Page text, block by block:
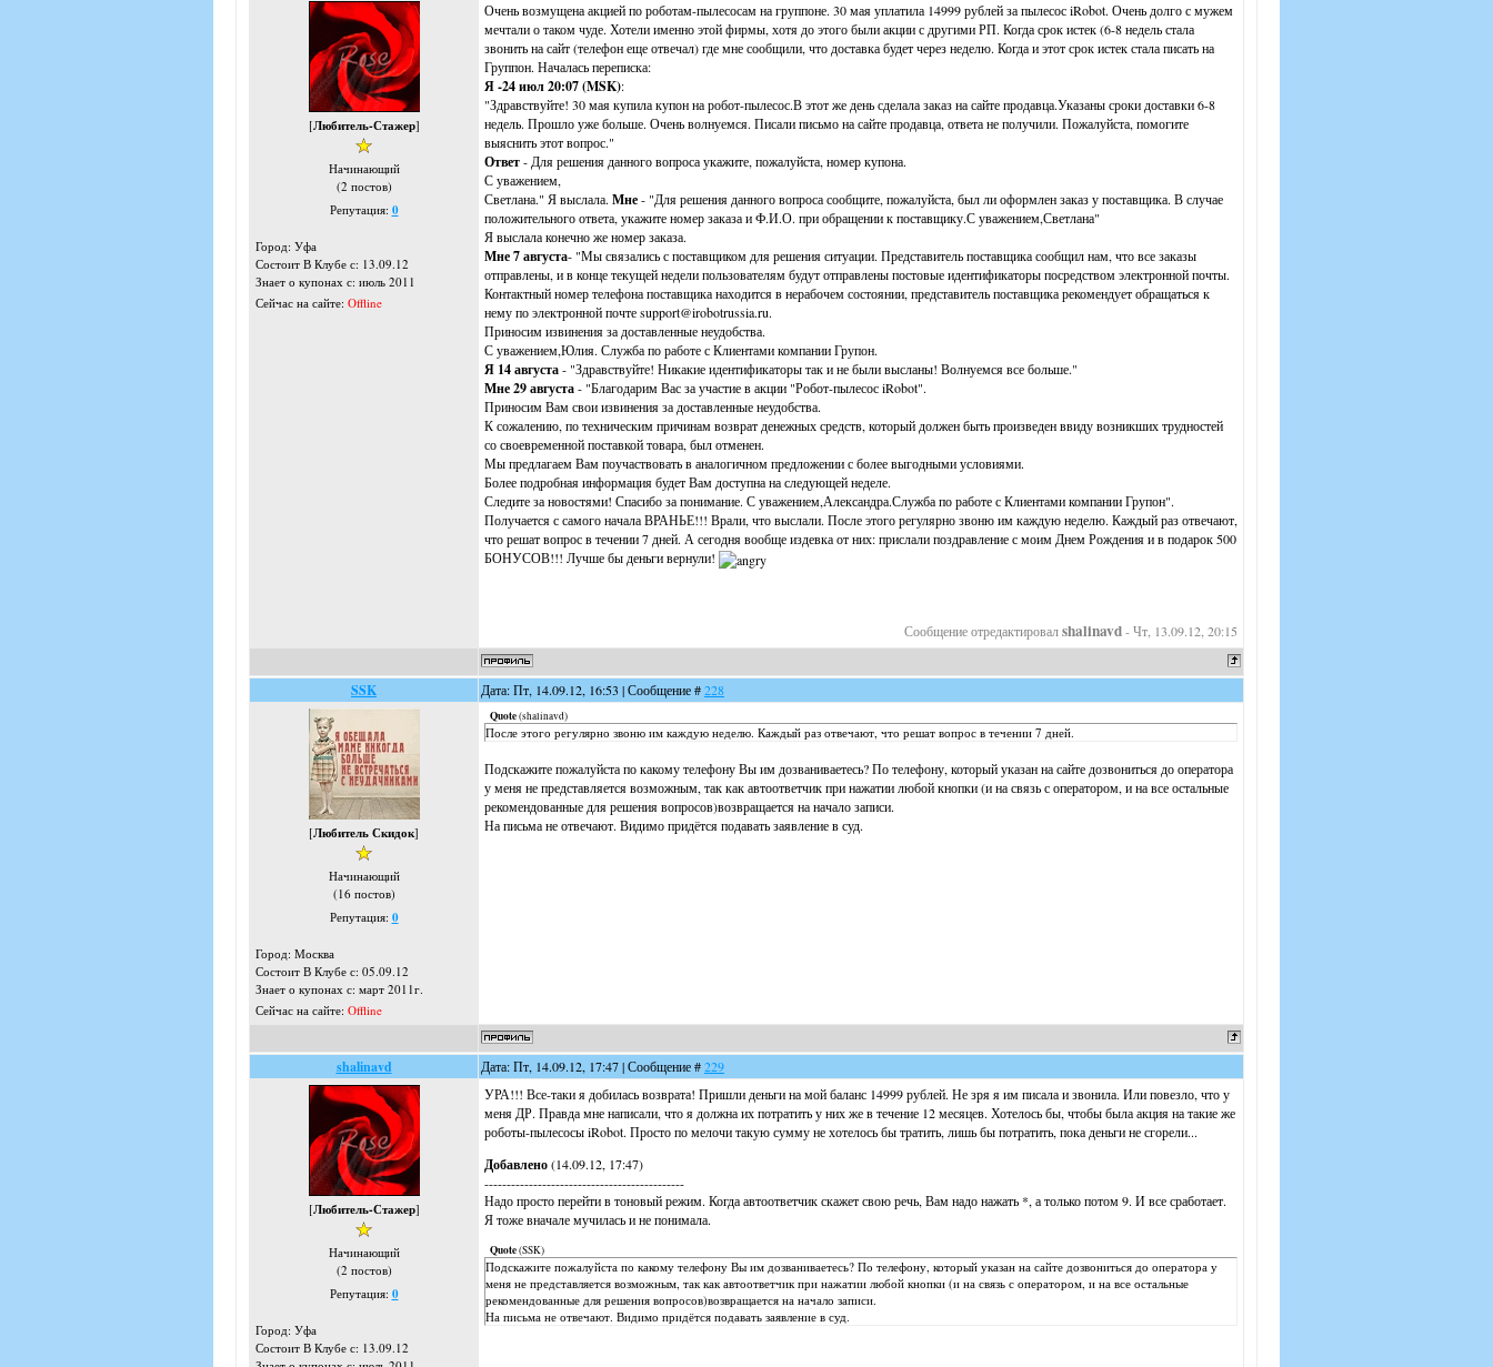
[Любитель-Стажер]
Начинающий
(2 постов)
Репутация: 0
Город: Уфа
Состоит В Клубе с: 13.09.12
Знает о купонах с: июль 2011
Сейчас на сайте: Offline
Очень возмущена акцией по роботам-пылесосам на группоне. 30 мая уплатила 14999 рублей за пылесос iRobot. Очень долго с мужем
мечтали о таком чуде. Хотели именно этой фирмы, хотя до этого были акции с другими РП. Когда срок истек (6-8 недель стала
звонить на сайт (телефон еще отвечал) где мне сообщили, что доставка будет через неделю. Когда и этот срок истек стала писать на
Группон. Началась переписка:
Я -24 июл 20:07 (MSK):
"Здравствуйте! 30 мая купила купон на робот-пылесос.В этот же день сделала заказ на сайте продавца.Указаны сроки доставки 6-8
недель. Прошло уже больше. Очень волнуемся. Писали письмо на сайте продавца, ответа не получили. Пожалуйста, помогите
выяснить этот вопрос."
Ответ- Для решения данного вопроса укажите, пожалуйста, номер купона.
С уважением,
Светлана." Я выслала. Мне- "Для решения данного вопроса сообщите, пожалуйста, был ли оформлен заказ у поставщика. В случае
положительного ответа, укажите номер заказа и Ф.И.О. при обращении к поставщику.С уважением,Светлана"
Я выслала конечно же номер заказа.
Мне 7 августа- "Мы связались с поставщиком для решения ситуации. Представитель поставщика сообщил нам, что все заказы
отправлены, и в конце текущей недели пользователям будут отправлены постовые идентификаторы посредством электронной почты.
Контактный номер телефона поставщика находится в нерабочем состоянии, представитель поставщика рекомендует обращаться к
нему по электронной почте support@irobotrussia.ru.
Приносим извинения за доставленные неудобства.
С уважением,Юлия. Служба по работе с Клиентами компании Групон.
Я 14 августа- "Здравствуйте! Никакие идентификаторы так и не были высланы! Волнуемся все больше."
Мне 29 августа- "Благодарим Вас за участие в акции "Робот-пылесос iRobot".
Приносим Вам свои извинения за доставленные неудобства.
К сожалению, по техническим причинам возврат денежных средств, который должен быть произведен ввиду возникших трудностей
со своевременной поставкой товара, был отменен.
Мы предлагаем Вам поучаствовать в аналогичном предложении с более выгодными условиями.
Более подробная информация будет Вам доступна на следующей неделе.
Следите за новостями! Спасибо за понимание. С уважением,Александра.Служба по работе с Клиентами компании Групон".
Получается с самого начала ВРАНЬЕ!!! Врали, что выслали. После этого регулярно звоню им каждую неделю. Каждый раз отвечают,
что решат вопрос в течении 7 дней. А сегодня вообще издевка от них: прислали поздравление с моим Днем Рождения и в подарок 500
БОНУСОВ!!! Лучше бы деньги вернули!
Сообщение отредактировалshalinavd-Чт, 13.09.12, 20:15
SSK Дата: Пт, 14.09.12, 16:53 | Сообщение #228
[Любитель Скидок]
Начинающий
(16 постов)
Репутация: 0
Город: Москва
Состоит В Клубе с: 05.09.12
Знает о купонах с: март 2011г.
Сейчас на сайте: Offline
Quote(shalinavd)
После этого регулярно звоню им каждую неделю. Каждый раз отвечают, что решат вопрос в течении 7 дней.
Подскажите пожалуйста по какому телефону Вы им дозваниваетесь? По телефону, который указан на сайте дозвониться до оператора
у меня не представляется возможным, так как автоответчик при нажатии любой кнопки (и на связь с оператором, и на все остальные
рекомендованные для решения вопросов)возвращается на начало записи.
На письма не отвечают. Видимо придётся подавать заявление в суд.
shalinavd Дата: Пт, 14.09.12, 17:47 | Сообщение #229
[Любитель-Стажер]
Начинающий
(2 постов)
Репутация: 0
Город: Уфа
Состоит В Клубе с: 13.09.12
УРА!!! Все-таки я добилась возврата! Пришли деньги на мой баланс 14999 рублей. Не зря я им писала и звонила. Или повезло, что у
меня ДР. Правда мне написали, что я должна их потратить у них же в течение 12 месяцев. Хотелось бы, чтобы была акция на такие же
роботы-пылесосы iRobot. Просто по мелочи такую сумму не хотелось бы тратить, лишь бы потратить, пока деньги не сгорели...
Добавлено(14.09.12, 17:47)
---------------------------------------------
Надо просто перейти в тоновый режим. Когда автоответчик скажет свою речь, Вам надо нажать *, а только потом 9. И все сработает.
Я тоже вначале мучилась и не понимала.
Quote(SSK)
Подскажите пожалуйста по какому телефону Вы им дозваниваетесь? По телефону, который указан на сайте дозвониться до оператора у
меня не представляется возможным, так как автоответчик при нажатии любой кнопки (и на связь с оператором, и на все остальные
рекомендованные для решения вопросов)возвращается на начало записи.
На письма не отвечают. Видимо придётся подавать заявление в суд.